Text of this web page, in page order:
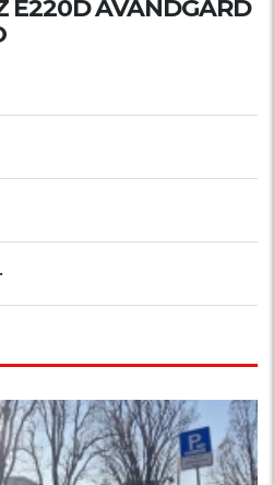
E220D AVANDGARD